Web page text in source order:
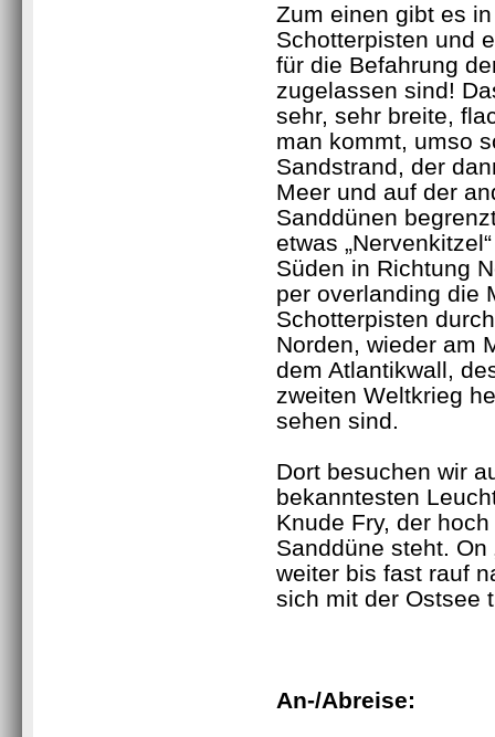
Zum einen gibt es
Schotterpisten und
für die Befahrung
zugelassen sind!
sehr, sehr breite,
man kommt, umso
Sandstrand, der
Meer und auf der
Sanddünen
etwas
Süden in Richtung
per overlanding die
Schotterpisten
Norden, wieder am
dem Atlantikwall,
zweiten Weltkrieg
sehen sind.
Dort besuchen wir
bekanntesten
Knude Fry, der
Sanddüne steht. On
weiter bis fast rauf
sich mit der Ostsee
An-/Abreise: